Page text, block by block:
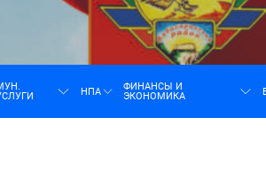
НПА ФИНАНСЫ И
ЭКОНОМИКА